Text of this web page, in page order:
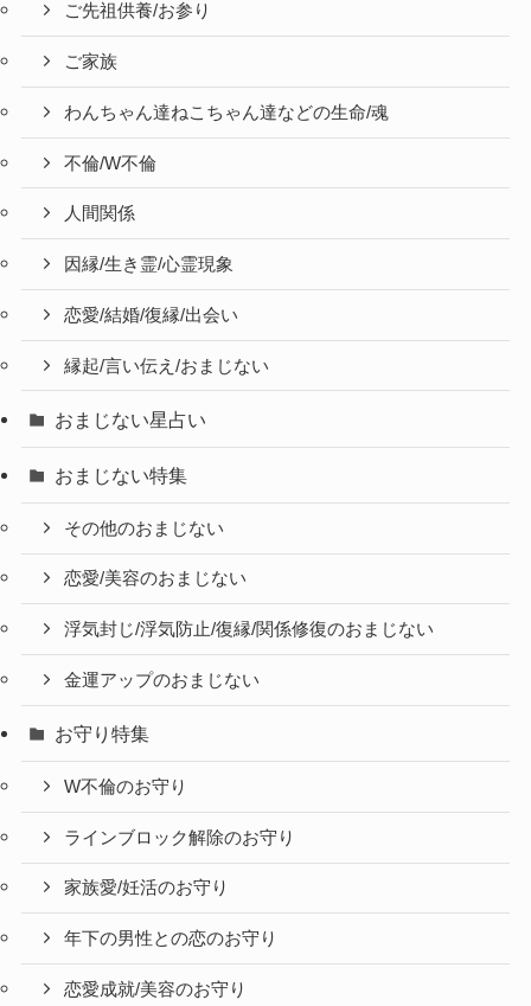
ご先祖供養/お参り
ご家族
わんちゃん達ねこちゃん達などの生命/魂
不倫/W不倫
人間関係
因縁/生き霊/心霊現象
恋愛/結婚/復縁/出会い
縁起/言い伝え/おまじない
おまじない星占い
おまじない特集
その他のおまじない
恋愛/美容のおまじない
浮気封じ/浮気防止/復縁/関係修復のおまじない
金運アップのおまじない
お守り特集
W不倫のお守り
ラインブロック解除のお守り
家族愛/妊活のお守り
年下の男性との恋のお守り
恋愛成就/美容のお守り